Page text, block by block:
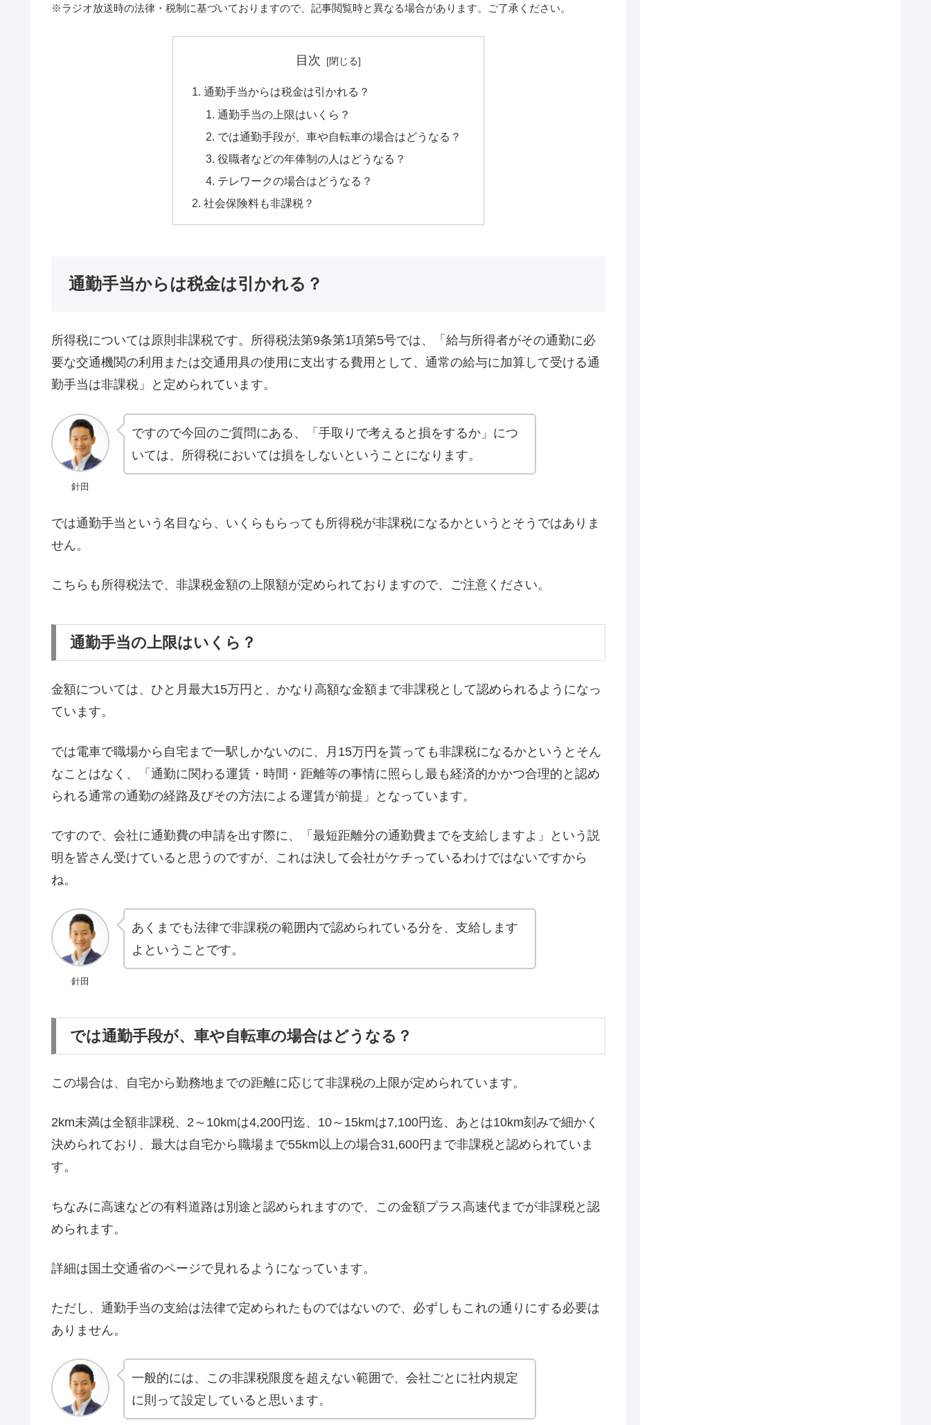
※ラジオ放送時の法律・税制に基づいておりますので、記事閲覧時と異なる場合があります。ご了承ください。
目次
通勤手当からは税金は引かれる？
通勤手当の上限はいくら？
では通勤手段が、車や自転車の場合はどうなる？
役職者などの年俸制の人はどうなる？
テレワークの場合はどうなる？
社会保険料も非課税？
通勤手当からは税金は引かれる？
所得税については原則非課税です。所得税法第9条第1項第5号では、「給与所得者がその通勤に必
要な交通機関の利用または交通用具の使用に支出する費用として、通常の給与に加算して受ける通
勤手当は非課税」と定められています。
針田
ですので今回のご質問にある、「手取りで考えると損をするか」につ
いては、所得税においては損をしないということになります。
では通勤手当という名目なら、いくらもらっても所得税が非課税になるかというとそうではありま
せん。
こちらも所得税法で、非課税金額の上限額が定められておりますので、ご注意ください。
通勤手当の上限はいくら？
金額については、ひと月最大15万円と、かなり高額な金額まで非課税として認められるようになっ
ています。
では電車で職場から自宅まで一駅しかないのに、月15万円を貰っても非課税になるかというとそん
なことはなく、「通勤に関わる運賃・時間・距離等の事情に照らし最も経済的かかつ合理的と認め
られる通常の通勤の経路及びその方法による運賃が前提」となっています。
ですので、会社に通勤費の申請を出す際に、「最短距離分の通勤費までを支給しますよ」という説
明を皆さん受けていると思うのですが、これは決して会社がケチっているわけではないですから
ね。
針田
あくまでも法律で非課税の範囲内で認められている分を、支給します
よということです。
では通勤手段が、車や自転車の場合はどうなる？
この場合は、自宅から勤務地までの距離に応じて非課税の上限が定められています。
2km未満は全額非課税、2～10kmは4,200円迄、10～15kmは7,100円迄、あとは10km刻みで細かく
決められており、最大は自宅から職場まで55km以上の場合31,600円まで非課税と認められていま
す。
ちなみに高速などの有料道路は別途と認められますので、この金額プラス高速代までが非課税と認
められます。
詳細は国土交通省のページで見れるようになっています。
ただし、通勤手当の支給は法律で定められたものではないので、必ずしもこれの通りにする必要は
ありません。
一般的には、この非課税限度を超えない範囲で、会社ごとに社内規定
に則って設定していると思います。